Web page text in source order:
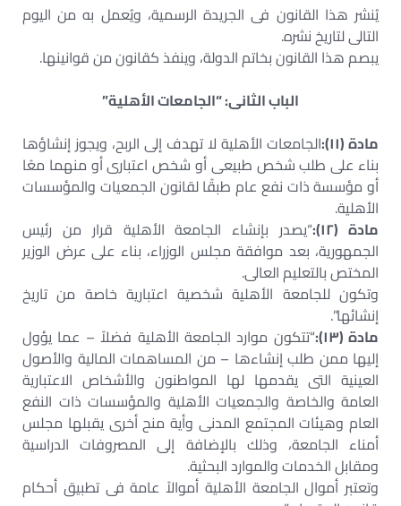
يُنشر هذا القانون فى الجريدة الرسمية، ويُعمل به من اليوم
التالى لتاريخ نشره.
يبصم هذا القانون بخاتم الدولة، وينفذ كقانون من قوانينها.
الباب الثانى: “الجامعات الأهلية”
مادة (١١):
الجامعات الأهلية لا تهدف إلى الربح، ويجوز إنشاؤها
بناء على طلب شخص طبيعى أو شخص اعتبارى أو منهما معًا
أو مؤسسة ذات نفع عام طبقًا لقانون الجمعيات والمؤسسات
الأهلية.
مادة (١٢):
“يصدر بإنشاء الجامعة الأهلية قرار من رئيس
الجمهورية، بعد موافقة مجلس الوزراء، بناء على عرض الوزير
المختص بالتعليم العالى.
وتكون للجامعة الأهلية شخصية اعتبارية خاصة من تاريخ
إنشائها”.
مادة (١٣):
“تتكون موارد الجامعة الأهلية فضلاً – عما يؤول
إليها ممن طلب إنشاءها – من المساهمات المالية والأصول
العينية التى يقدمها لها المواطنون والأشخاص الاعتبارية
العامة والخاصة والجمعيات الأهلية والمؤسسات ذات النفع
العام وهيئات المجتمع المدنى وأية منح أخرى يقبلها مجلس
أمناء الجامعة، وذلك بالإضافة إلى المصروفات الدراسية
ومقابل الخدمات والموارد البحثية.
وتعتبر أموال الجامعة الأهلية أموالاً عامة فى تطبيق أحكام